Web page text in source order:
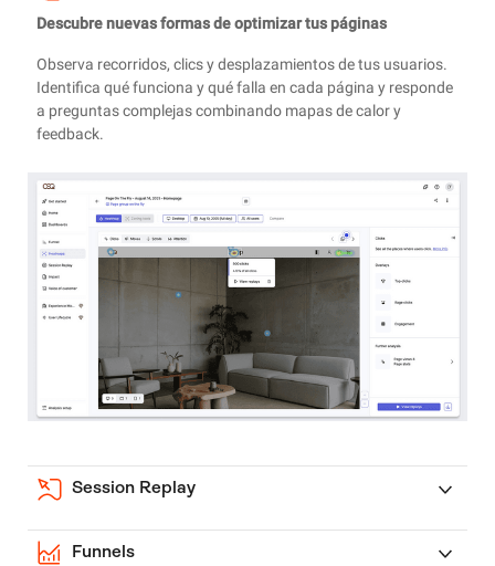
Descubre nuevas formas de optimizar tus páginas
Observa recorridos, clics y desplazamientos de tus usuarios.
Identifica qué funciona y qué falla en cada página y responde
a preguntas complejas combinando mapas de calor y
feedback.
Session Replay
Funnels